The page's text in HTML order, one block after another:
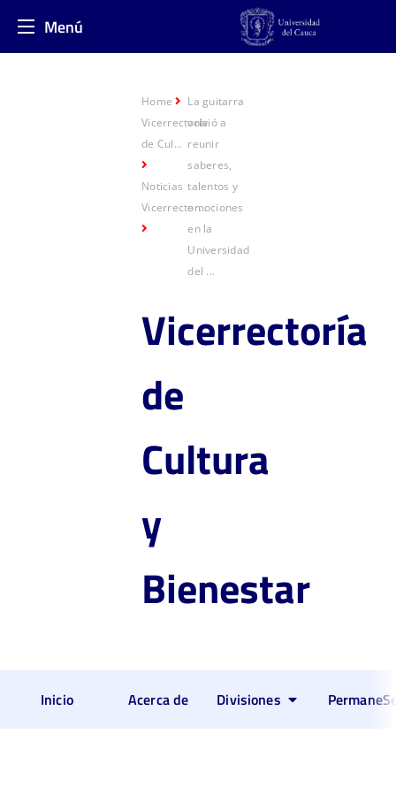
Menú
Home
Vicerrectoría
de Cul...
Noticias
Vicerrector...
La guitarra
volvió a
reunir
saberes,
talentos y
emociones
en la
Universidad
del ...
Vicerrectoría
de
Cultura
y
Bienestar
Inicio Acerca de Divisiones